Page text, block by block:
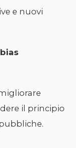
e nuovi
bias
il principio